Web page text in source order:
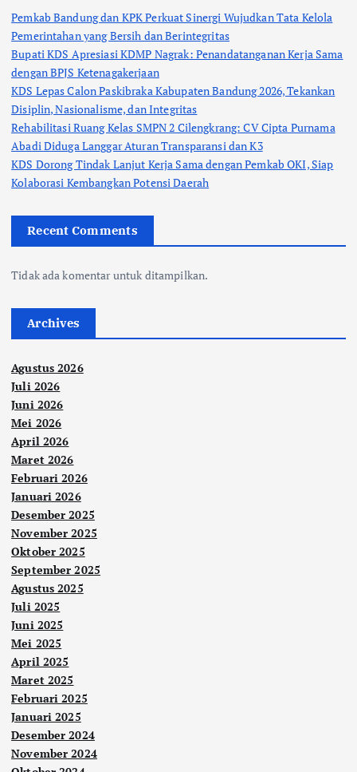
Pemkab Bandung dan KPK Perkuat Sinergi Wujudkan Tata Kelola
Pemerintahan yang Bersih dan Berintegritas
Bupati KDS Apresiasi KDMP Nagrak: Penandatanganan Kerja Sama
dengan BPJS Ketenagakerjaan
KDS Lepas Calon Paskibraka Kabupaten Bandung 2026, Tekankan
Disiplin, Nasionalisme, dan Integritas
Rehabilitasi Ruang Kelas SMPN 2 Cilengkrang: CV Cipta Purnama
Abadi Diduga Langgar Aturan Transparansi dan K3
KDS Dorong Tindak Lanjut Kerja Sama dengan Pemkab OKI, Siap
Kolaborasi Kembangkan Potensi Daerah
Recent Comments
Tidak ada komentar untuk ditampilkan.
Archives
Agustus 2026
Juli 2026
Juni 2026
Mei 2026
April 2026
Maret 2026
Februari 2026
Januari 2026
Desember 2025
November 2025
Oktober 2025
September 2025
Agustus 2025
Juli 2025
Juni 2025
Mei 2025
April 2025
Maret 2025
Februari 2025
Januari 2025
Desember 2024
November 2024